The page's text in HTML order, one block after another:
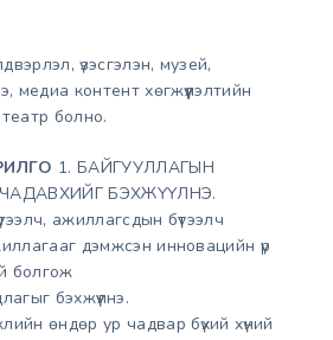
үзэсгэлэн, музей,
медиа контент хөгжүүлэлтийн
болно.
1. БАЙГУУЛЛАГЫН
БЭХЖҮҮЛНЭ.
ажиллагсдын бүтээлч
дэмжсэн инновацийн үр
болгож
бэхжүүлнэ.
өндөр ур чадвар бүхий хүний